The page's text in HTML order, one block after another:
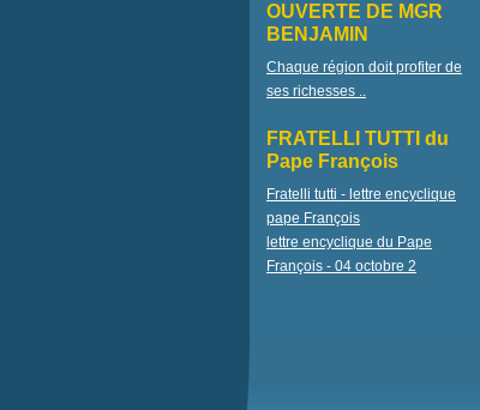
OUVERTE DE MGR
BENJAMIN
Chaque région doit profiter de
ses richesses ..
FRATELLI TUTTI du
Pape François
Fratelli tutti - lettre encyclique
pape François
lettre encyclique du Pape
François - 04 octobre 2